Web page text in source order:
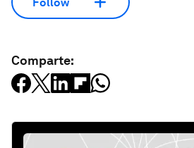
Comparte: